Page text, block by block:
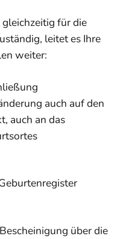
für die
leitet es Ihre
weiter:
auch auf den
auch an das
über die